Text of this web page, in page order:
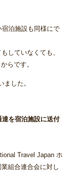
泊施設も同様にで
していなくても、
らです。
した。
達を宿泊施設に送付
Travel Japan ホ
組合連合会に対し